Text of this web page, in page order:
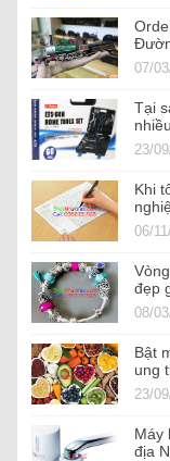
07/
Tại
23/
Khi
06/
đẹp
08/
Bật
ung
23/
Máy
địa